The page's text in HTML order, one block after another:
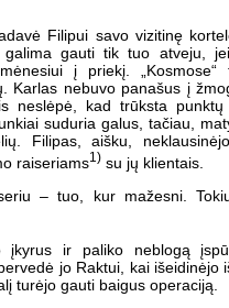
Filipui savo vizitinę
galima gauti tik tuo atveju,
į priekį. „Kosmose“
Karlas nebuvo panašus į
neslėpė, kad trūksta
suduria galus, tačiau,
Filipas, aišku,
raiseriams1) su jų klientais.
– tuo, kur mažesni.
įkyrus ir paliko neblogą
jo Raktui, kai išeidinėjo
turėjo gauti baigus operaciją.